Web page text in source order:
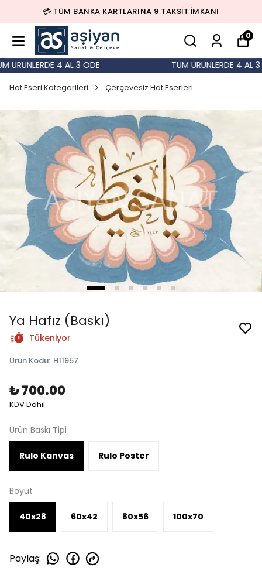
💳 TÜM BANKA KARTLARINA 9 TAKSİT İMKANI
0
4 AL 3 ÖDE TÜM ÜRÜNLERDE 4 AL 3
Hat Eseri Kategorileri Çerçevesiz Hat Eserleri
Ya Hafız (Baskı)
Tükeniyor
Ürün Kodu: H11957
₺ 700.00
KDV Dahil
Ürün Baskı Tipi
Rulo Kanvas Rulo Poster
Boyut
40x28 60x42 80x56 100x70
Paylaş: